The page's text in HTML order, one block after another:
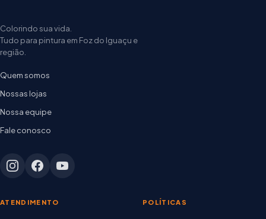
Colorindo sua vida.
Tudo para pintura em Foz do Iguaçu e
região.
Quem somos
Nossas lojas
Nossa equipe
Fale conosco
ATENDIMENTO POLÍTICAS